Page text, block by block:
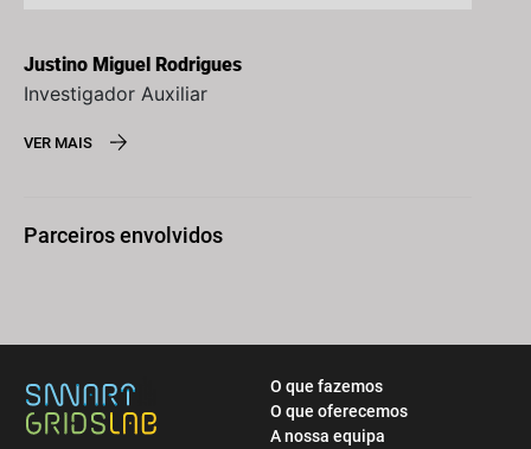
Justino Miguel Rodrigues
Investigador Auxiliar
VER MAIS
Parceiros envolvidos
O que fazemos
O que oferecemos
A nossa equipa